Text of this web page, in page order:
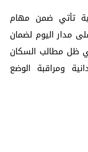
تأتي ضمن مهام
مدار اليوم لضمان
في ظل مطالب السكان
ومراقبة الوضع